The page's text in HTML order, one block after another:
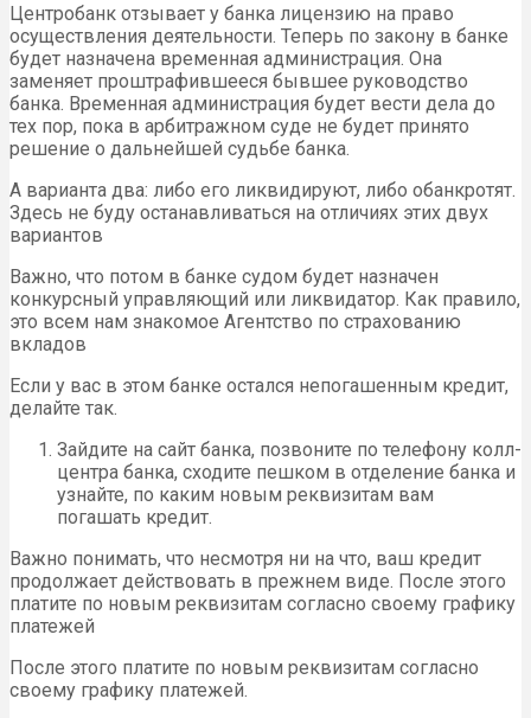
Центробанк отзывает у банка лицензию на право
осуществления деятельности. Теперь по закону в банке
будет назначена временная администрация. Она
заменяет проштрафившееся бывшее руководство
банка. Временная администрация будет вести дела до
тех пор, пока в арбитражном суде не будет принято
решение о дальнейшей судьбе банка.
А варианта два: либо его ликвидируют, либо обанкротят.
Здесь не буду останавливаться на отличиях этих двух
вариантов
Важно, что потом в банке судом будет назначен
конкурсный управляющий или ликвидатор. Как правило,
это всем нам знакомое Агентство по страхованию
вкладов
Если у вас в этом банке остался непогашенным кредит,
делайте так.
Зайдите на сайт банка, позвоните по телефону колл-
центра банка, сходите пешком в отделение банка и
узнайте, по каким новым реквизитам вам
погашать кредит.
Важно понимать, что несмотря ни на что, ваш кредит
продолжает действовать в прежнем виде. После этого
платите по новым реквизитам согласно своему графику
платежей
После этого платите по новым реквизитам согласно
своему графику платежей.